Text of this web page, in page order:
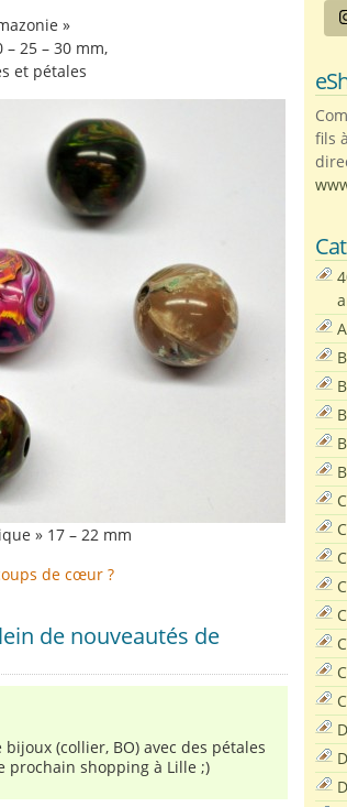
»
– 25 – 30 mm,
et pétales
» 17 – 22 mm
de cœur ?
de nouveautés de
(collier, BO) avec des pétales
prochain shopping à Lille ;)
fils